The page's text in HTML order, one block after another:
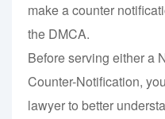
make a counter
the DMCA.
Before serving either a
Counter-Notification,
lawyer to better